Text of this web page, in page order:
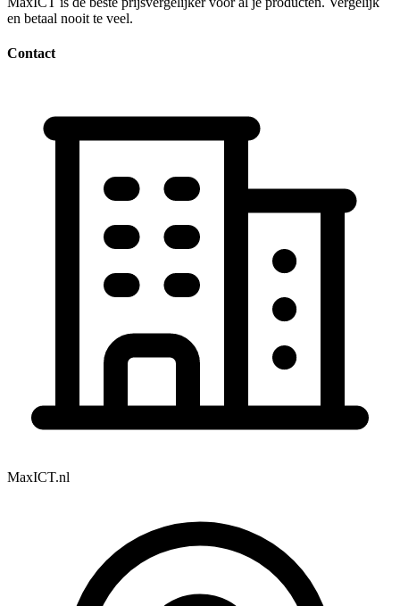
en betaal nooit te veel.
Contact
MaxICT.nl